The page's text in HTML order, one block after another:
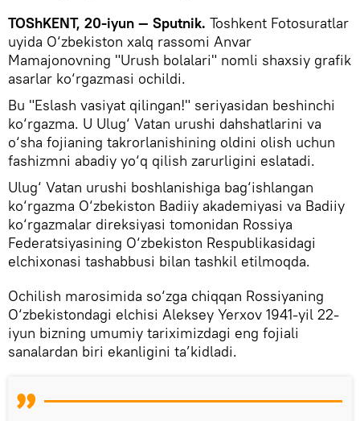
TOShKENT, 20-iyun — Sputnik. Toshkent Fotosuratlar
uyida O‘zbekiston xalq rassomi Anvar
Mamajonovning "Urush bolalari" nomli shaxsiy grafik
asarlar ko‘rgazmasi ochildi.
Bu "Eslash vasiyat qilingan!" seriyasidan beshinchi
ko‘rgazma. U Ulug‘ Vatan urushi dahshatlarini va
o‘sha fojianing takrorlanishining oldini olish uchun
fashizmni abadiy yo‘q qilish zarurligini eslatadi.
Ulug‘ Vatan urushi boshlanishiga bag‘ishlangan
ko‘rgazma O‘zbekiston Badiiy akademiyasi va Badiiy
ko‘rgazmalar direksiyasi tomonidan Rossiya
Federatsiyasining O‘zbekiston Respublikasidagi
elchixonasi tashabbusi bilan tashkil etilmoqda.
Ochilish marosimida so‘zga chiqqan Rossiyaning
O‘zbekistondagi elchisi Aleksey Yerxov 1941-yil 22-
iyun bizning umumiy tariximizdagi eng fojiali
sanalardan biri ekanligini ta’kidladi.